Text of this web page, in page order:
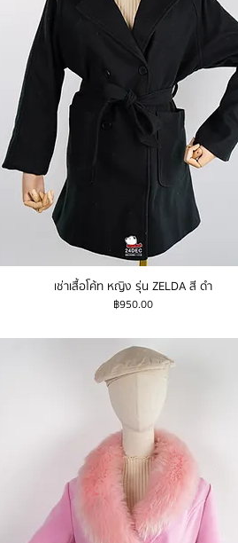
เช่าเสื้อโค้ท หญิง รุ่น ZELDA สี ดำ
ราคา
฿950.00